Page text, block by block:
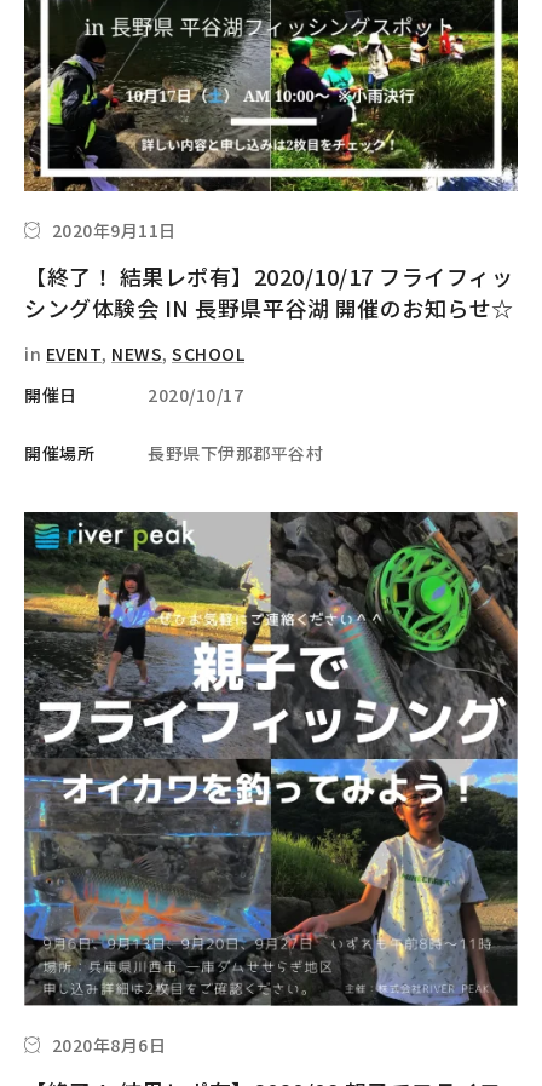
2020年9月11日
【終了！ 結果レポ有】2020/10/17 フライフィッ
シング体験会 IN 長野県平谷湖 開催のお知らせ☆
in EVENT, NEWS, SCHOOL
開催日
2020/10/17
開催場所 長野県下伊那郡平谷村
2020年8月6日